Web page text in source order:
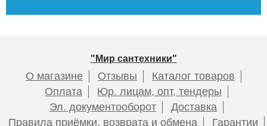
"Мир сантехники"
О магазине Отзывы
Каталог товаров
Оплата
Юр. лицам, опт, тендеры
Эл. документооборот
Доставка
Правила приёмки, возврата и обмена
Гарантии